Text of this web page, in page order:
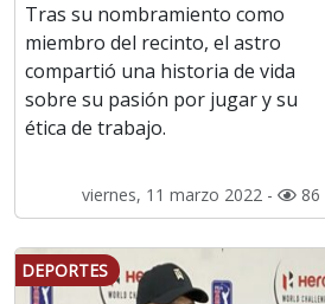
Tras su nombramiento como
miembro del recinto, el astro
compartió una historia de vida
sobre su pasión por jugar y su
ética de trabajo.
viernes, 11 marzo 2022 - 86
DEPORTES